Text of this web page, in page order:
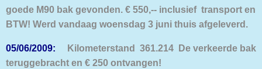
goede M90 bak gevonden. € 550,-- inclusief transport en
BTW! Werd vandaag woensdag 3 juni thuis afgeleverd.
05/06/2009: Kilometerstand 361.214 De verkeerde bak
teruggebracht en € 250 ontvangen!